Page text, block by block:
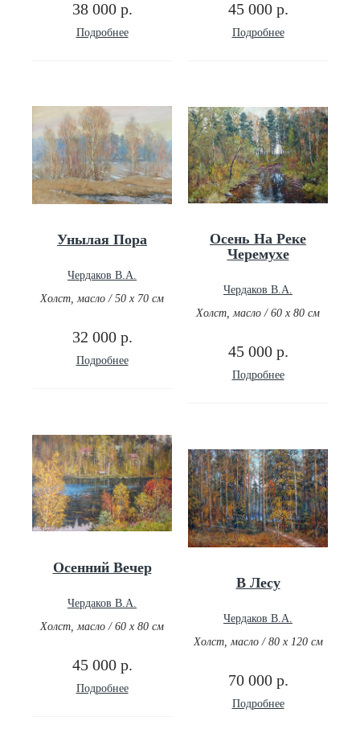
38 000 р.
Подробнее
45 000 р.
Подробнее
Унылая Пора
Чердаков В.А.
Холст, масло / 50 х 70 см
32 000 р.
Подробнее
Осень На Реке
Черемухе
Чердаков В.А.
Холст, масло / 60 х 80 см
45 000 р.
Подробнее
Осенний Вечер
Чердаков В.А.
Холст, масло / 60 х 80 см
45 000 р.
Подробнее
В Лесу
Чердаков В.А.
Холст, масло / 80 х 120 см
70 000 р.
Подробнее